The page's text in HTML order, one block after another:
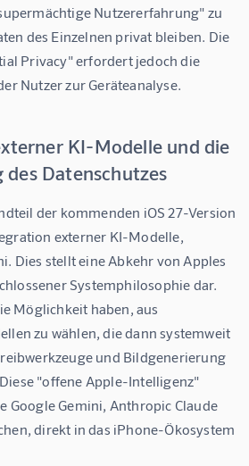
Nutzererfahrung" zu
des Einzelnen privat bleiben. Die
Privacy" erfordert jedoch die
Nutzer zur Geräteanalyse.
KI-Modelle und die
Datenschutzes
der kommenden iOS 27-Version
externer KI-Modelle,
Dies stellt eine Abkehr von Apples
Systemphilosophie dar.
Möglichkeit haben, aus
zu wählen, die dann systemweit
und Bildgenerierung
"offene Apple-Intelligenz"
Google Gemini, Anthropic Claude
direkt in das iPhone-Ökosystem